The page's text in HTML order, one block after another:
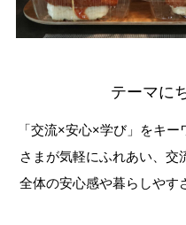
テーマに
「交流×安心×学び」をキ
さまが気軽にふれあい、
全体の安心感や暮らしやす